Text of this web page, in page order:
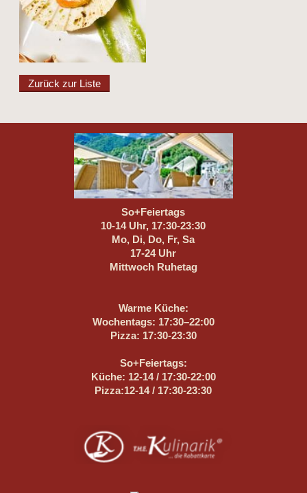
Zurück zur Liste
So+Feiertags
10-14 Uhr, 17:30-23:30
Mo, Di, Do, Fr, Sa
17-24 Uhr
Mittwoch Ruhetag
Warme Küche:
Wochentags: 17:30–22:00
Pizza: 17:30-23:30
So+Feiertags:
Küche: 12-14 / 17:30-22:00
Pizza:12-14 / 17:30-23:30